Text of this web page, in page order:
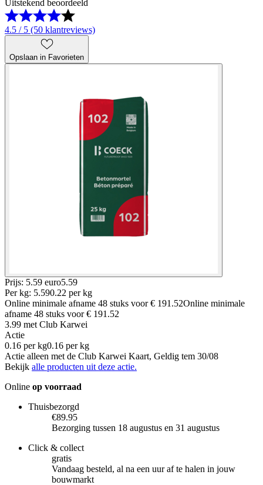
Uitstekend beoordeeld
4.5 / 5 (50 klantreviews)
Opslaan in Favorieten
Prijs: 5.59 euro5.59
Per kg: 5.590.22 per kg
Online minimale afname 48 stuks voor€ 191.52Online minimale
afname 48 stuks voor€ 191.52
3.99 met Club Karwei
Actie
0.16 per kg0.16 per kg
Actie alleen met de Club Karwei Kaart, Geldig tem 30/08
Bekijk alle producten uit deze actie.
Online op voorraad
Thuisbezorgd
€89.95
Bezorging tussen 18 augustus en 31 augustus
Click & collect
gratis
Vandaag besteld, al na een uur af te halen in jouw
bouwmarkt